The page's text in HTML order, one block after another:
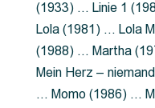
(1933) … Linie 1
Lola (1981) … Lola
(1988) … Martha
Mein Herz –
… Momo (1986) …